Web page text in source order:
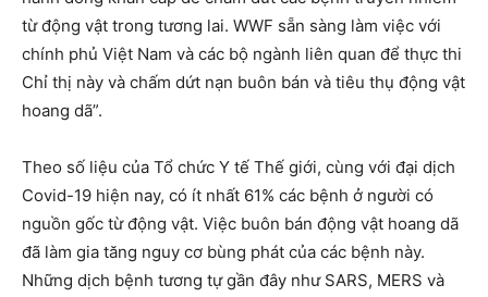
từ động vật trong tương lai. WWF sẵn sàng làm việc với
chính phủ Việt Nam và các bộ ngành liên quan để thực thi
Chỉ thị này và chấm dứt nạn buôn bán và tiêu thụ động vật
hoang dã”.
Theo số liệu của Tổ chức Y tế Thế giới, cùng với đại dịch
Covid-19 hiện nay, có ít nhất 61% các bệnh ở người có
nguồn gốc từ động vật. Việc buôn bán động vật hoang dã
đã làm gia tăng nguy cơ bùng phát của các bệnh này.
Những dịch bệnh tương tự gần đây như SARS, MERS và